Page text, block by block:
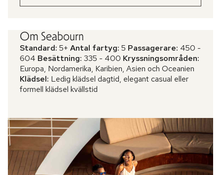
Om Seabourn
Standard: 5+ Antal fartyg: 5 Passagerare: 450 -
604 Besättning: 335 - 400 Kryssningsområden:
Europa, Nordamerika, Karibien, Asien och Oceanien
Klädsel: Ledig klädsel dagtid, elegant casual eller
formell klädsel kvällstid